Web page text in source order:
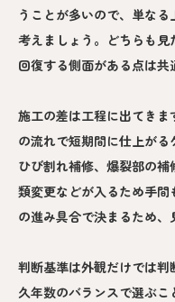
うことが多いので、単な
考えましょう。どちらも
回復する側面がある点は共
施工の差は工程に出てき
の流れで短期間に仕上が
ひび割れ補修、爆裂部の
類変更などが入るため手
の進み具合で決まるため、
判断基準は外観だけでは
久年数のバランスで選ぶ